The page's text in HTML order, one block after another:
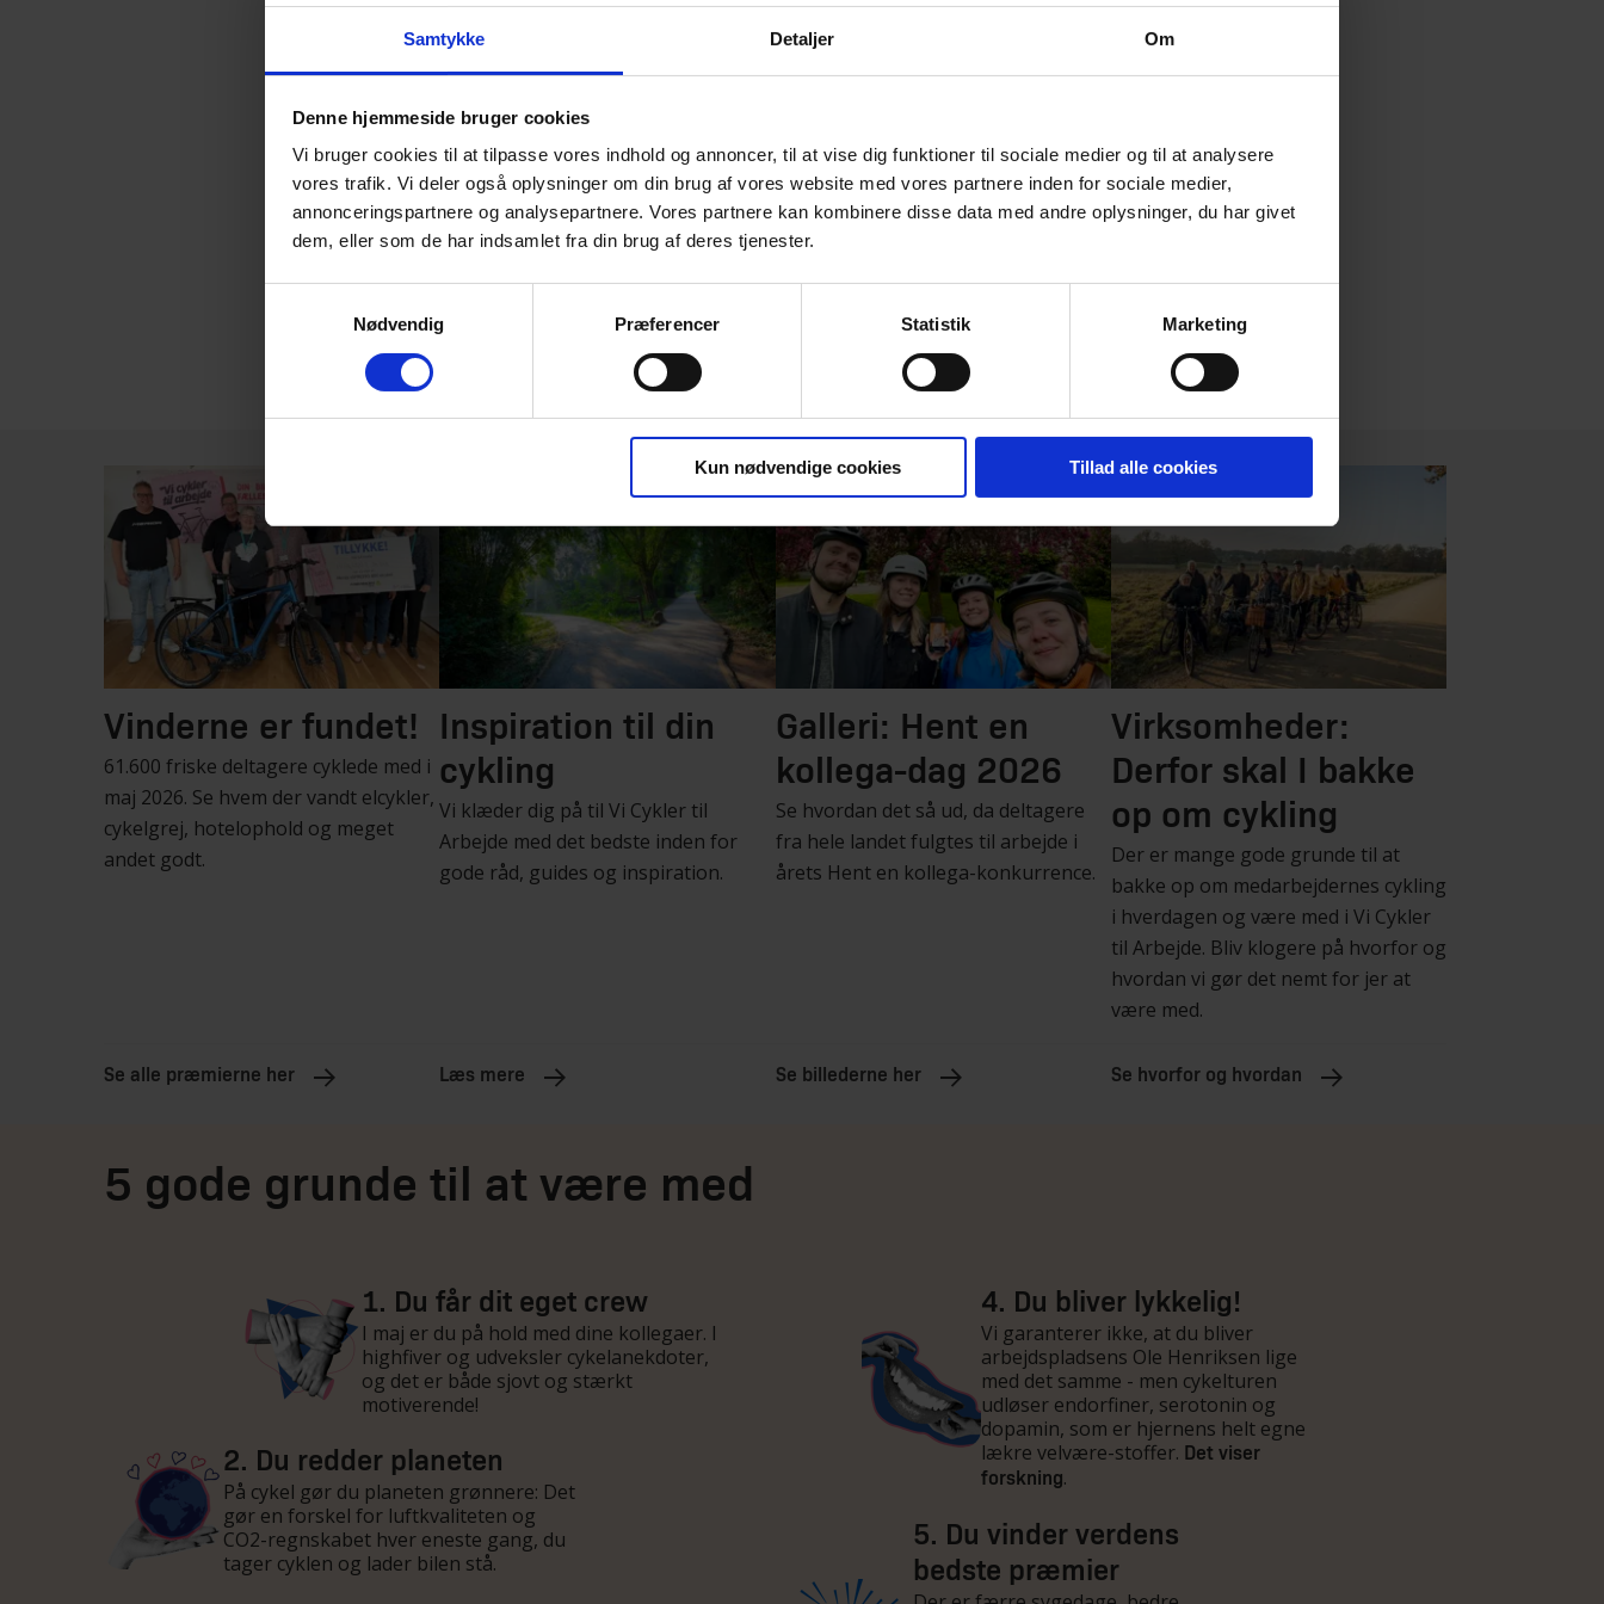
Samtykke Detaljer Om
Denne hjemmeside bruger cookies
Vi bruger cookies til at tilpasse vores indhold og annoncer, til at vise dig funktioner til sociale medier og til at analysere
vores trafik. Vi deler også oplysninger om din brug af vores website med vores partnere inden for sociale medier,
annonceringspartnere og analysepartnere. Vores partnere kan kombinere disse data med andre oplysninger, du har givet
dem, eller som de har indsamlet fra din brug af deres tjenester.
Nødvendig
Præferencer Statistik Marketing
Kun nødvendige cookies Tillad alle cookies
Sammen har vi sat imponerende spor på cykelstierne:
61.516
DELTAGERE
639.696
CYKELDAGE
9.050.245,85 km
Vinderne er fundet!
61.600 friske deltagere cyklede med i
maj 2026. Se hvem der vandt elcykler,
cykelgrej, hotelophold og meget
andet godt.
Se alle præmierne her
Inspiration til din
cykling
Vi klæder dig på til Vi Cykler til
Arbejde med det bedste inden for
gode råd, guides og inspiration.
Læs mere
Galleri: Hent en
kollega-dag 2026
Se hvordan det så ud, da deltagere
fra hele landet fulgtes til arbejde i
årets Hent en kollega-konkurrence.
Se billederne her
Virksomheder:
Derfor skal I bakke
op om cykling
Der er mange gode grunde til at
bakke op om medarbejdernes cykling
i hverdagen og være med i Vi Cykler
til Arbejde. Bliv klogere på hvorfor og
hvordan vi gør det nemt for jer at
være med.
Se hvorfor og hvordan
5 gode grunde til at være med
1. Du får dit eget crew
I maj er du på hold med dine kollegaer. I
highfiver og udveksler cykelanekdoter,
og det er både sjovt og stærkt
motiverende!
2. Du redder planeten
På cykel gør du planeten grønnere: Det
gør en forskel for luftkvaliteten og
CO2-regnskabet hver eneste gang, du
tager cyklen og lader bilen stå.
4. Du bliver lykkelig!
Vi garanterer ikke, at du bliver
arbejdspladsens Ole Henriksen lige
med det samme - men cykelturen
udløser endorfiner, serotonin og
dopamin, som er hjernens helt egne
lækre velvære-stoffer. Det viser
forskning.
5. Du vinder verdens
bedste præmier